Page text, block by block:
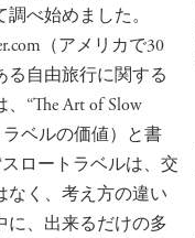
べ始めました。
（アメリカで30
る自由旅行に関する
“The Art of Slow
ラベルの価値）と書
ロートラベルは、交
なく、考え方の違い
に、出来るだけの多